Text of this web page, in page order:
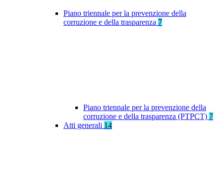
Piano triennale per la prevenzione della
corruzione e della trasparenza 7
Piano triennale per la prevenzione della
corruzione e della trasparenza (PTPCT) 7
Atti generali 14